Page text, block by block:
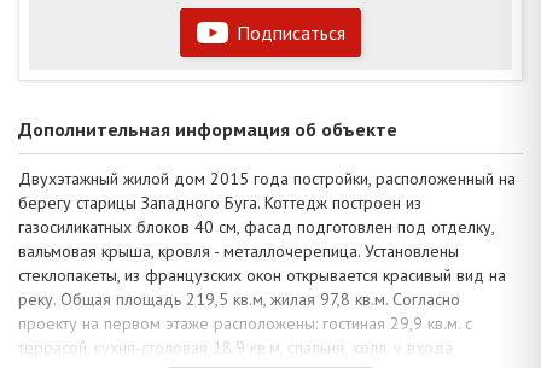
Подписаться
Дополнительная информация об объекте
Двухэтажный жилой дом 2015 года постройки, расположенный на
берегу старицы Западного Буга. Коттедж построен из
газосиликатных блоков 40 см, фасад подготовлен под отделку,
вальмовая крыша, кровля - металлочерепица. Установлены
стеклопакеты, из французских окон открывается красивый вид на
реку. Общая площадь 219,5 кв.м, жилая 97,8 кв.м. Согласно
проекту на первом этаже расположены: гостиная 29,9 кв.м. с
террасой, кухня-столовая 18,9 кв.м, спальня, холл, у входа